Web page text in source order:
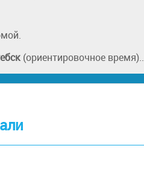
(ориентировочное время)..